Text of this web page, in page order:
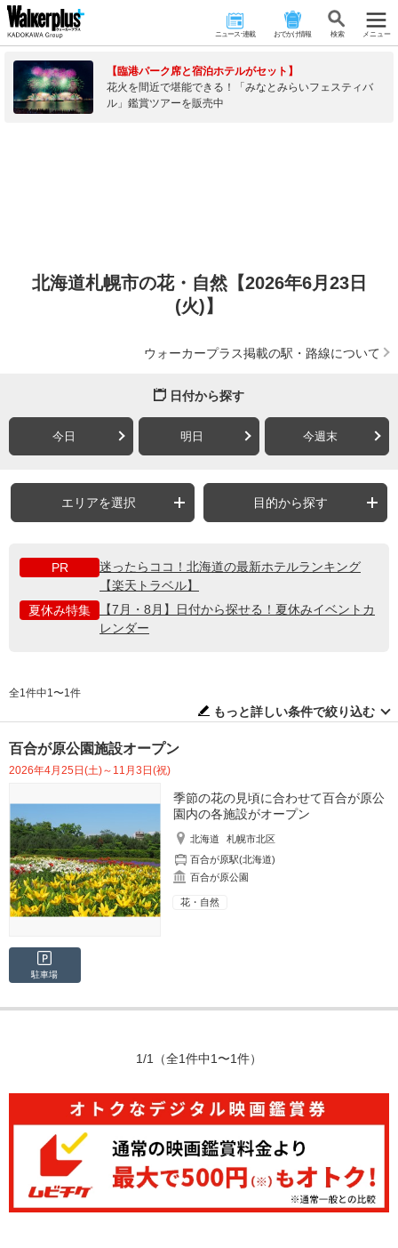
ニュース･連載 おでかけ情報 検 索 メニュー
【臨港パーク席と宿泊ホテルがセット】
花火を間近で堪能できる！「みなとみらいフェスティバ
ル」鑑賞ツアーを販売中
北海道札幌市の花・自然【2026年6月23日
(火)】
ウォーカープラス掲載の駅・路線について
日付から探す
今日 明日 今週末
エリアを選択 目的から探す
PR
迷ったらココ！北海道の最新ホテルランキング
【楽天トラベル】
夏休み特集
【7月・8月】日付から探せる！夏休みイベントカ
レンダー
全1件中1〜1件
もっと詳しい条件で絞り込む
百合が原公園施設オープン
2026年4月25日(土)～11月3日(祝)
季節の花の見頃に合わせて百合が原公
園内の各施設がオープン
北海道
札幌市北区
百合が原駅(北海道)
百合が原公園
花・自然
駐車場
1/1 （全1件中1〜1件）